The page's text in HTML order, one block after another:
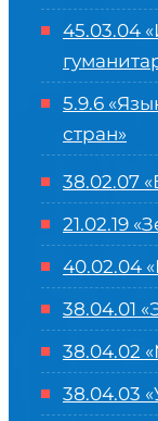
45.03.04 «
5.9.6
стран»
38.02.07
21.02.19
40.02.04
38.04.01
38.04.02
38.04.03